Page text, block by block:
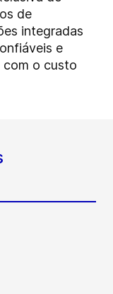
de
integradas
e
com o custo